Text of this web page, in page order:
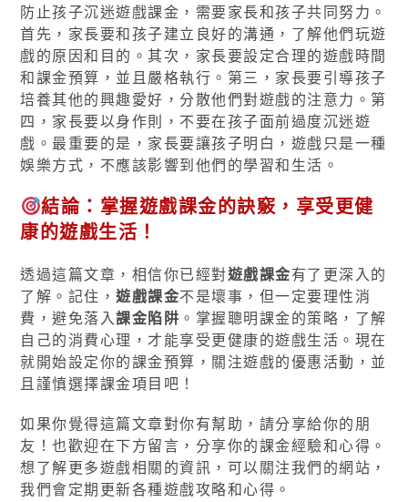
防止孩子沉迷遊戲課金，需要家長和孩子共同努力。
首先，家長要和孩子建立良好的溝通，了解他們玩遊
戲的原因和目的。其次，家長要設定合理的遊戲時間
和課金預算，並且嚴格執行。第三，家長要引導孩子
培養其他的興趣愛好，分散他們對遊戲的注意力。第
四，家長要以身作則，不要在孩子面前過度沉迷遊
戲。最重要的是，家長要讓孩子明白，遊戲只是一種
娛樂方式，不應該影響到他們的學習和生活。
結論：掌握遊戲課金的訣竅，享受更健
康的遊戲生活！
透過這篇文章，相信你已經對遊戲課金有了更深入的
了解。記住，遊戲課金不是壞事，但一定要理性消
費，避免落入課金陷阱 。掌握聰明課金的策略，了解
自己的消費心理，才能享受更健康的遊戲生活。現在
就開始設定你的課金預算，關注遊戲的優惠活動，並
且謹慎選擇課金項目吧！
如果你覺得這篇文章對你有幫助，請分享給你的朋
友！也歡迎在下方留言，分享你的課金經驗和心得。
想了解更多遊戲相關的資訊，可以關注我們的網站，
我們會定期更新各種遊戲攻略和心得。